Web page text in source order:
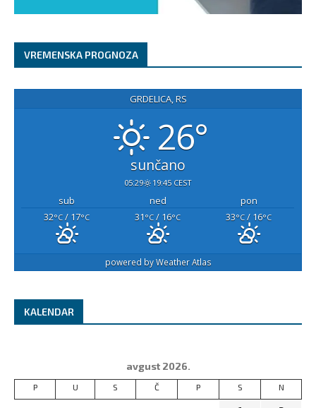
VREMENSKA PROGNOZA
GRDELICA, RS
26°
sunčano
05:29 19:45 CEST
sub ned
pon
32°C / 17°C 31 °C / 16°C 33°C / 16°C
powered byWeather Atlas
KALENDAR
avgust 2026.
P U S Č P S N